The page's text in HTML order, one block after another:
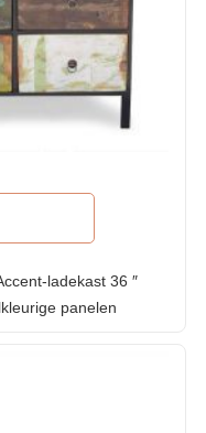
ladekast 36 ″
panelen